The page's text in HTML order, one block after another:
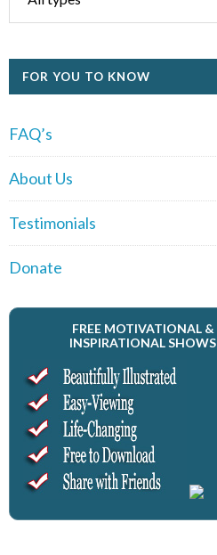
FOR YOU TO KNOW
FAQ’s
About Us
Testimonials
Donate
FREE MOTIVATIONAL &
INSPIRATIONAL SHOWS